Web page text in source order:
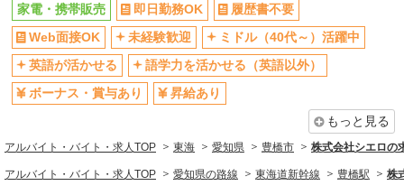
家電・携帯販売 即日勤務OK
履歴書不要
Web面接OK
未経験歓迎
ミドル（40代～）活躍中
英語が活かせる
語学力を活かせる（英語以外）
ボーナス・賞与あり
昇給あり
もっと見る
アルバイト・バイト・求人TOP 東海 愛知県 豊橋市 株式会社シエロの
アルバイト・バイト・求人TOP 愛知県の路線 東海道新幹線 豊橋駅 株